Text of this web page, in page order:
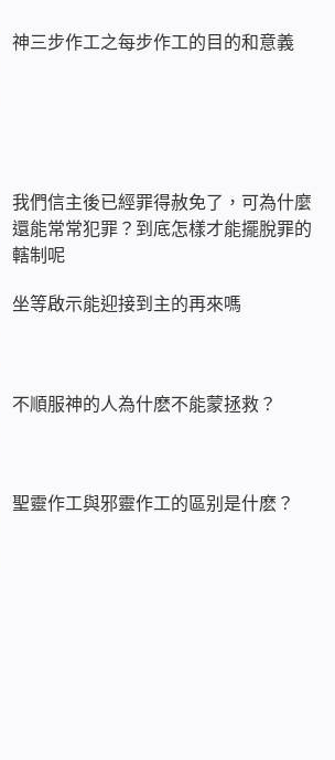
神三步作工之每步作工的目的和意義
我們信主後已經罪得赦免了，可為什麼
還能常常犯罪？到底怎樣才能擺脫罪的
轄制呢
坐等啟示能迎接到主的再來嗎
不順服神的人為什麽不能蒙拯救？
聖靈作工與邪靈作工的區别是什麽？